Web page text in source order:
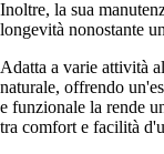
Inoltre, la sua
longevità nonostante
Adatta a varie attività
naturale, offrendo
e funzionale la rende
tra comfort e facilità